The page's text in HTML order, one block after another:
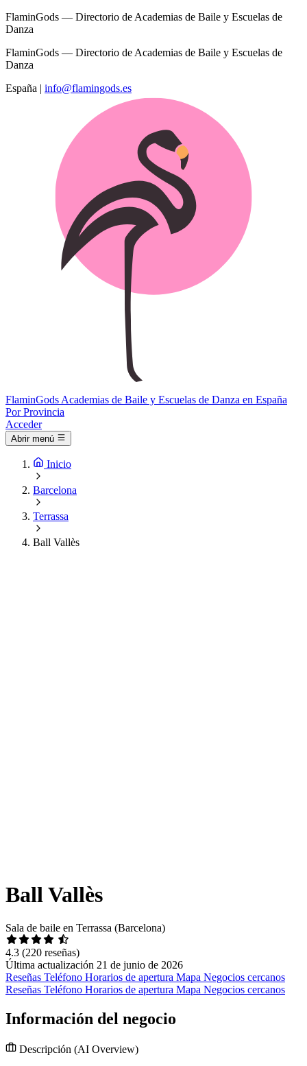
FlaminGods — Directorio de Academias de Baile y Escuelas de
Danza
FlaminGods — Directorio de Academias de Baile y Escuelas de
Danza
España | info@flamingods.es
FlaminGods Academias de Baile y Escuelas de Danza en España
Por Provincia
Acceder
Abrir menú
Inicio
Barcelona
Terrassa
Ball Vallès
Ball Vallès
Sala de baile en Terrassa (Barcelona)
4.3 (220 reseñas)
Última actualización 21 de junio de 2026
Reseñas Teléfono Horarios de apertura Mapa Negocios cercanos
Reseñas Teléfono Horarios de apertura Mapa Negocios cercanos
Información del negocio
Descripción (AI Overview)